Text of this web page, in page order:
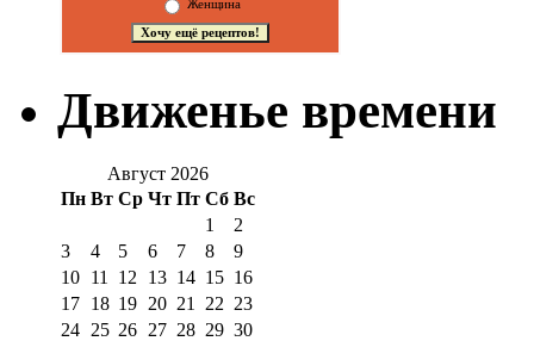
Женщина
Движенье времени
Август 2026
Пн Вт Ср Чт Пт Сб Вс
1
2
3
4 5 6 7 8
9
10 11 12 13 14 15 16
17 18 19 20 21 22 23
24 25 26 27 28 29 30